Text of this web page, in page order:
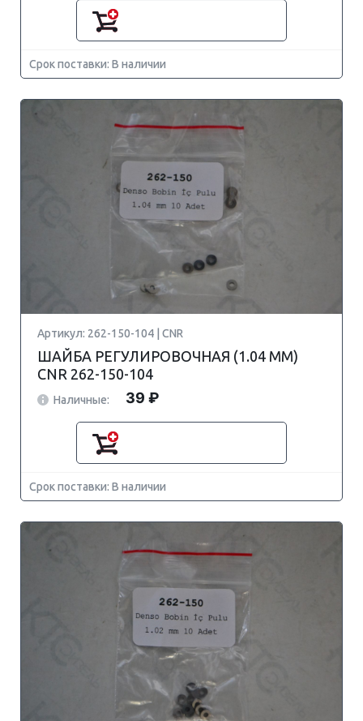
Срок поставки: В наличии
Артикул: 262-150-104 | CNR
ШАЙБА РЕГУЛИРОВОЧНАЯ (1.04 MM)
CNR 262-150-104
Наличные: 39 ₽
Срок поставки: В наличии